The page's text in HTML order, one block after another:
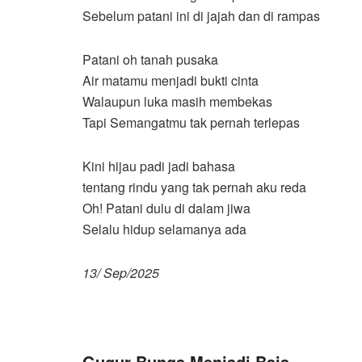
Sebelum patani ini di jajah dan di rampas
Patani oh tanah pusaka
Air matamu menjadi bukti cinta
Walaupun luka masih membekas
Tapi Semangatmu tak pernah terlepas
Kini hijau padi jadi bahasa
tentang rindu yang tak pernah aku reda
Oh! Patani dulu di dalam jiwa
Selalu hidup selamanya ada
13/ Sep/2025